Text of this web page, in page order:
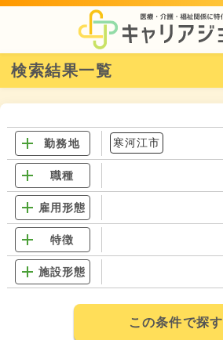
検索結果一覧
勤務地 寒河江市
職種
雇用形態
特徴
施設形態
この条件で探す